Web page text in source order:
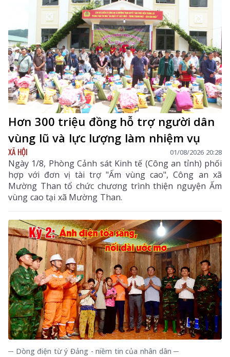
Hơn 300 triệu đồng hỗ trợ người dân
vùng lũ và lực lượng làm nhiệm vụ
XÃ HỘI 01/08/2026 20:28
Ngày 1/8, Phòng Cảnh sát Kinh tế (Công an tỉnh) phối
hợp với đơn vị tài trợ "Ấm vùng cao", Công an xã
Mường Than tổ chức chương trình thiện nguyện Ấm
vùng cao tại xã Mường Than.
─ Dòng điện từ ý Đảng - niềm tin của nhân dân ─